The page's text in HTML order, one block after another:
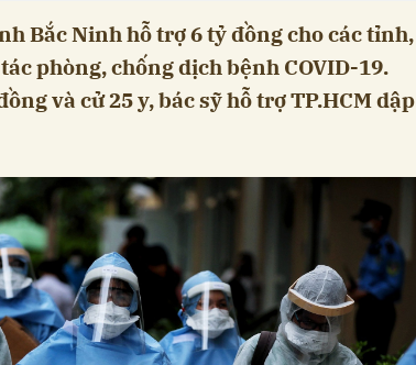
Bắc Ninh hỗ trợ 6 tỷ đồng cho các tỉnh,
phòng, chống dịch bệnh COVID-19.
và cử 25 y, bác sỹ hỗ trợ TP.HCM dập